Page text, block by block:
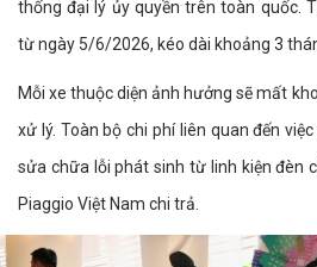
thống đại lý ủy quyền trên toàn quốc.
từ ngày 5/6/2026, kéo dài khoảng 3
Mỗi xe thuộc diện ảnh hưởng sẽ mất
xử lý. Toàn bộ chi phí liên quan đến
sửa chữa lỗi phát sinh từ linh kiện đèn
Piaggio Việt Nam chi trả.